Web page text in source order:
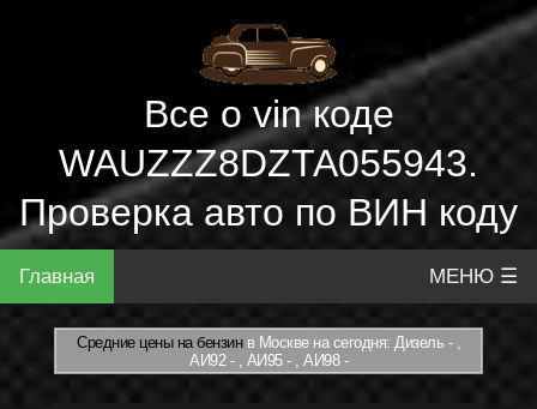
Все о vin коде
WAUZZZ8DZTA055943.
Проверка авто по ВИН коду
Главная МЕНЮ ☰
Средние цены на бензинв Москве на сегодня: Дизель - ,
АИ92 - , АИ95 - , АИ98 -